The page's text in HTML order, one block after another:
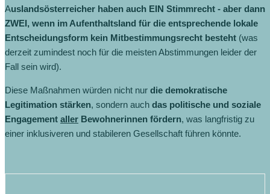
Auslandsösterreicher haben auch EIN Stimmrecht - aber dann
ZWEI, wenn im Aufenthaltsland für die entsprechende lokale
Entscheidungsform kein Mitbestimmungsrecht besteht (was
derzeit zumindest noch für die meisten Abstimmungen leider der
Fall sein wird).
Diese Maßnahmen würden nicht nur die demokratische
Legitimation stärken, sondern auch das politische und soziale
Engagement aller Bewohnerinnen fördern, was langfristig zu
einer inklusiveren und stabileren Gesellschaft führen könnte.